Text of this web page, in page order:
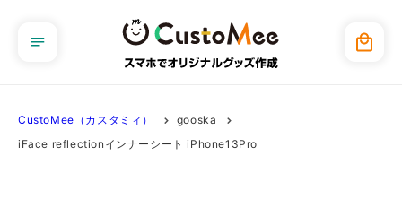
進む
ー
CustoMee（カスタミィ）
gooska
iFace reflectionインナーシート iPhone13Pro